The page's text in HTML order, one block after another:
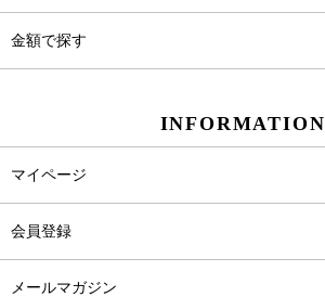
金額で探す
INFORMATION
マイページ
会員登録
メールマガジン